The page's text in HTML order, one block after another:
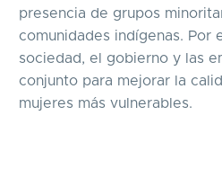
presencia de grupos
comunidades indígenas. Por
sociedad, el gobierno y las
conjunto para mejorar la
mujeres más vulnerables.